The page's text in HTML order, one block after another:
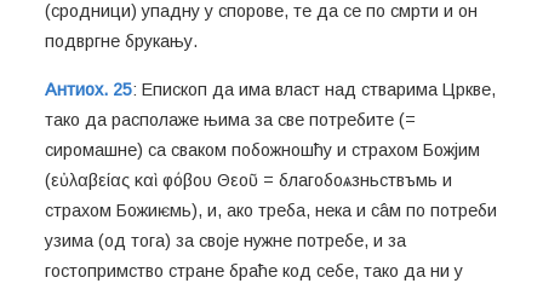
(сродници) упадну у спорове, те да се по смрти и он
подвргне брукању.
Антиох. 25: Епископ да има власт над стварима Цркве,
тако да располаже њима за све потребите (=
сиромашне) са сваком побожношћу и страхом Божјим
(εὐλαβείας καὶ φόβου Θεοῦ = благобоѧзньствъмь и
страхом Божиѥмь), и, ако треба, нека и сâм по потреби
узима (од тога) за своје нужне потребе, и за
гостопримство стране браће код себе, тако да ни у